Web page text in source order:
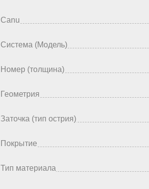
Canu
Система (Модель)
Номер (толщина)
Геометрия
Заточка (тип острия)
Покрытие
Тип материала